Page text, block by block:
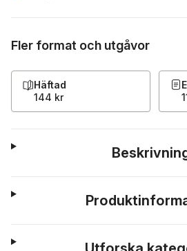
Fler format och utgåvor
Häftad
144 kr